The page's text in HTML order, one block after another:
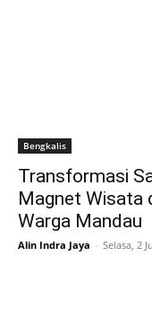
Bengkalis
Transformasi
Magnet Wisata
Warga Mandau
Alin Indra Jaya - Selasa, 2